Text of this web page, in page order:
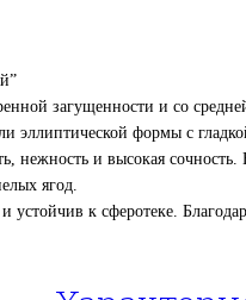
загущенности и со
формы с
нежность и высокая
ягод.
к сферотеке.